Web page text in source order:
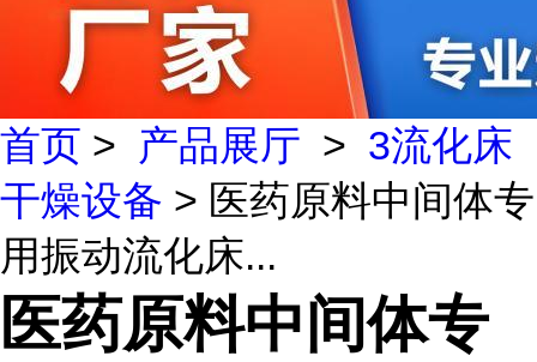
首页 > 产品展厅 > 3流化床
干燥设备 > 医药原料中间体专
用振动流化床...
医药原料中间体专